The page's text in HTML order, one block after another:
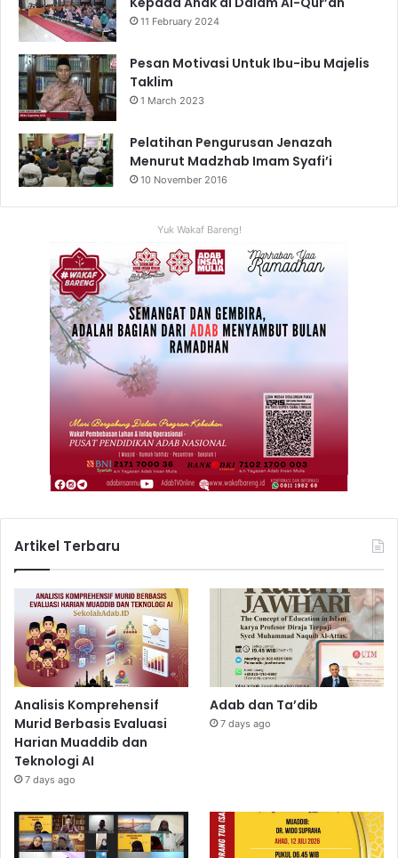
11 February 2024
Pesan Motivasi Untuk Ibu-ibu Majelis
Taklim
1 March 2023
Pelatihan Pengurusan Jenazah
Menurut Madzhab Imam Syafi’i
10 November 2016
Yuk Wakaf Bareng!
Artikel Terbaru
Analisis Komprehensif
Murid Berbasis Evaluasi
Harian Muaddib dan
Teknologi AI
7 days ago
Adab dan Ta’dib
7 days ago